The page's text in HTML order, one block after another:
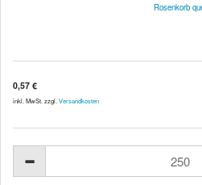
Rosenkorb
0,57 €
inkl. MwSt. zzgl. Versandkosten